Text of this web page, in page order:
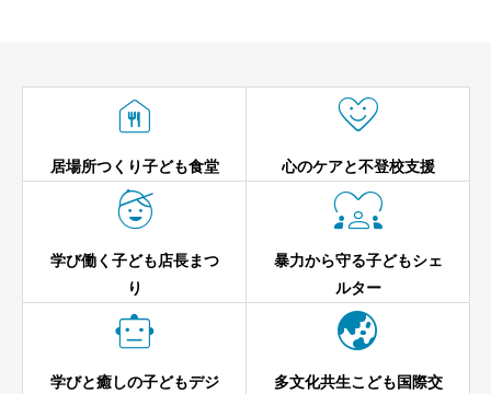

居場所つくり子ども食堂

心のケアと不登校支援

学び働く子ども店長まつ
り

暴力から守る子どもシェ
ルター

学びと癒しの子どもデジ

多文化共生こども国際交